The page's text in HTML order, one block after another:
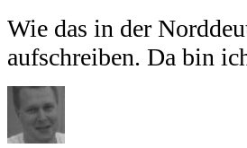
Wie das in der
aufschreiben. Da bin